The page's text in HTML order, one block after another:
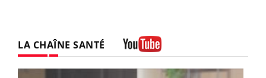
LA CHAÎNE SANTÉ